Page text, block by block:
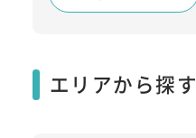
エリアから探す